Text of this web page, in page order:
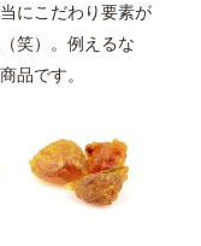
にこだわり要素が
笑）。例えるな
品です。